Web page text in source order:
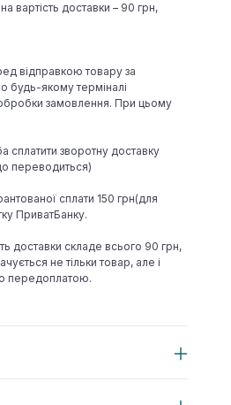
вартість доставки – 90 грн,
відправкою товару за
будь-якому терміналі
замовлення. При цьому
сплатити зворотну доставку
переводиться)
сплати 150 грн(для
ПриватБанку.
доставки складе всього 90 грн,
не тільки товар, але і
передоплатою.